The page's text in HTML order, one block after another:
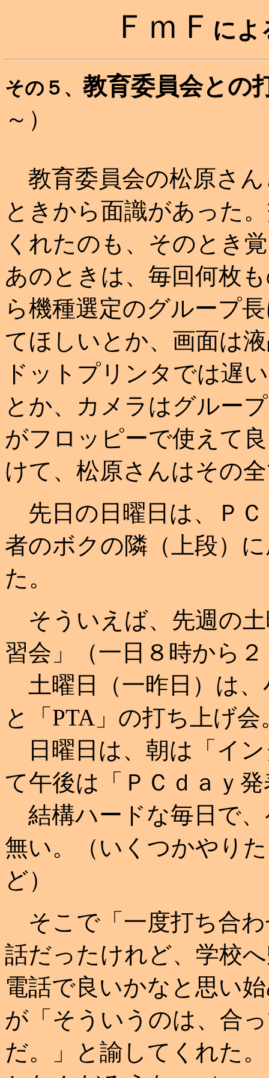
ＦｍＦ によ
その５、教育委員会との
～）
教育委員会の松原さ
ときから面識があった
くれたのも、そのとき
あのときは、毎回何枚
ら機種選定のグループ
てほしいとか、画面は
ドットプリンタでは遅
とか、カメラはグルー
がフロッピーで使えて
けて、松原さんはその
先日の日曜日は、ＰＣ
者のボクの隣（上段）
た。
そういえば、先週の
習会」（一日８時から
土曜日（一昨日）は、
と「PTA」の打ち上げ会
日曜日は、朝は「イ
て午後は「ＰＣｄａｙ
結構ハードな毎日で
無い。（いくつかやり
ど）
そこで「一度打ち合
話だったけれど、学校
電話で良いかなと思い
が「そういうのは、合
だ。」と諭してくれた